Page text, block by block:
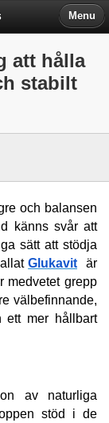
Menu
att hålla
stabilt
och balansen
känns svår att
sätt att stödja
Glukavit
  är
medvetet grepp
välbefinnande,
ett mer hållbart
av naturliga
stöd i de